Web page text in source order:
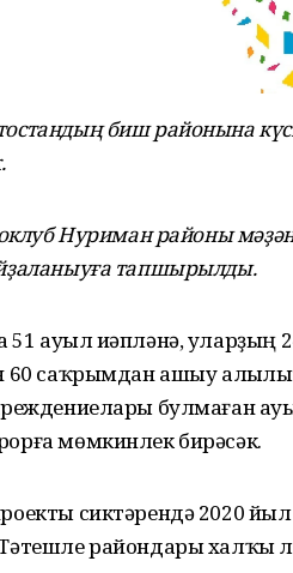
биш районына
Нуриман районы
тапшырылды.
ауыл иҫәпләнә, уларҙың
60 саҡрымдан ашыу
булмаған
мөмкинлек бирәсәк.
сиктәрендә 2020
райондары халҡы